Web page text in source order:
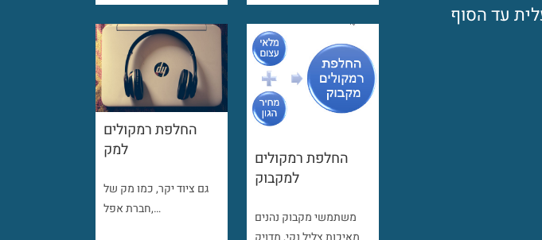
עד הסוף
החלפת רמקולים
למק
גם ציוד יקר, כמו מק של
חברת אפל,…
החלפת רמקולים
למקבוק
משתמשי מקבוק נהנים